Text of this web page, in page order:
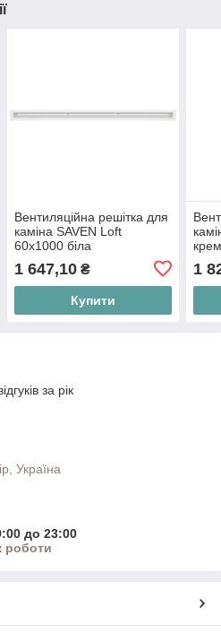
Вентиляційна решітка для
каміна SAVEN Loft
60х1000 біла
1 647,10₴
Купити
1
за рік
Україна
до 23:00
роботи